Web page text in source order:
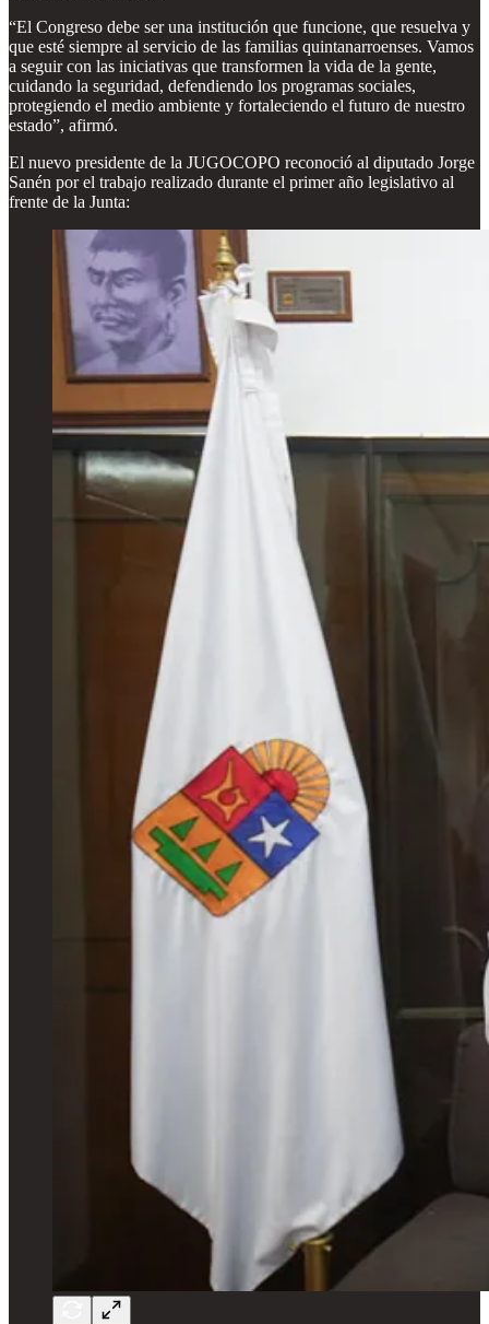
“El Congreso debe ser una institución que funcione, que resuelva y
que esté siempre al servicio de las familias quintanarroenses. Vamos
a seguir con las iniciativas que transformen la vida de la gente,
cuidando la seguridad, defendiendo los programas sociales,
protegiendo el medio ambiente y fortaleciendo el futuro de nuestro
estado”, afirmó.
El nuevo presidente de la JUGOCOPO reconoció al diputado Jorge
Sanén por el trabajo realizado durante el primer año legislativo al
frente de la Junta: